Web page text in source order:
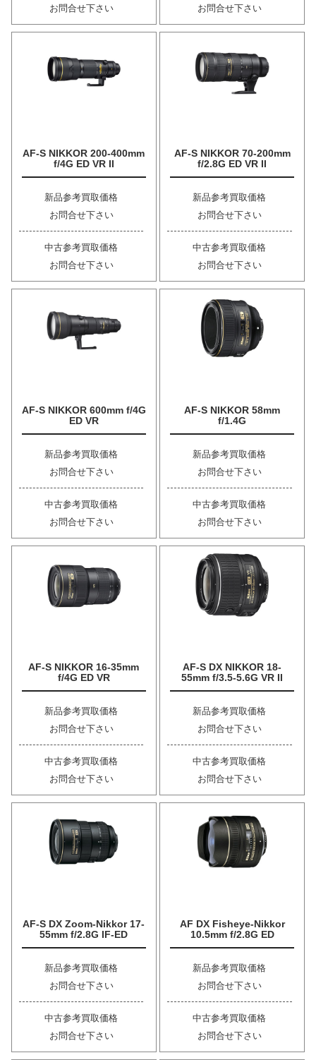
お問合せ下さい お問合せ下さい
AF-S NIKKOR 200-400mm
f/4G ED VR II
新品参考買取価格
お問合せ下さい
中古参考買取価格
お問合せ下さい
AF-S NIKKOR 70-200mm
f/2.8G ED VR II
新品参考買取価格
お問合せ下さい
中古参考買取価格
お問合せ下さい
AF-S NIKKOR 600mm f/4G
ED VR
新品参考買取価格
お問合せ下さい
中古参考買取価格
お問合せ下さい
AF-S NIKKOR 58mm
f/1.4G
新品参考買取価格
お問合せ下さい
中古参考買取価格
お問合せ下さい
AF-S NIKKOR 16-35mm
f/4G ED VR
新品参考買取価格
お問合せ下さい
中古参考買取価格
お問合せ下さい
AF-S DX NIKKOR 18-
55mm f/3.5-5.6G VR II
新品参考買取価格
お問合せ下さい
中古参考買取価格
お問合せ下さい
AF-S DX Zoom-Nikkor 17-
55mm f/2.8G IF-ED
新品参考買取価格
お問合せ下さい
中古参考買取価格
お問合せ下さい
AF DX Fisheye-Nikkor
10.5mm f/2.8G ED
新品参考買取価格
お問合せ下さい
中古参考買取価格
お問合せ下さい